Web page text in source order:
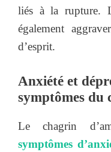
liés à la rupture.
également
d’esprit.
Anxiété et
symptômes du
Le chagrin
symptômes